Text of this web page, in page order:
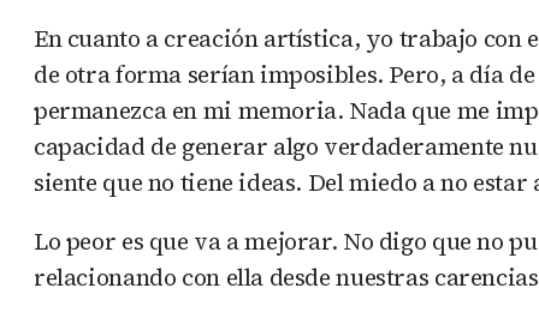
En cuanto a creación artística, yo trabajo con
de otra forma serían imposibles. Pero, a día
permanezca en mi memoria. Nada que me
capacidad de generar algo verdaderamente
siente que no tiene ideas. Del miedo a no
Lo peor es que va a mejorar. No digo que no
relacionando con ella desde nuestras